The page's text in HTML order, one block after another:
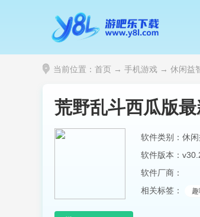
当前位置： 首页 → 手机游戏 → 休闲益
荒野乱斗西瓜版最
软件类别：休
软件版本：
软件厂商：
相关标签：